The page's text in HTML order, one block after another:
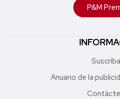
P&M
Anuario de la